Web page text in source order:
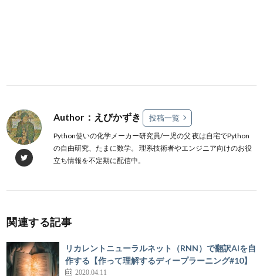
Author：えびかずき 投稿一覧
Python使いの化学メーカー研究員/一児の父 夜は自宅でPython
の自由研究、たまに数学。 理系技術者やエンジニア向けのお役
立ち情報を不定期に配信中。
関連する記事
リカレントニューラルネット（RNN）で翻訳AIを自
作する【作って理解するディープラーニング#10】
2020.04.11